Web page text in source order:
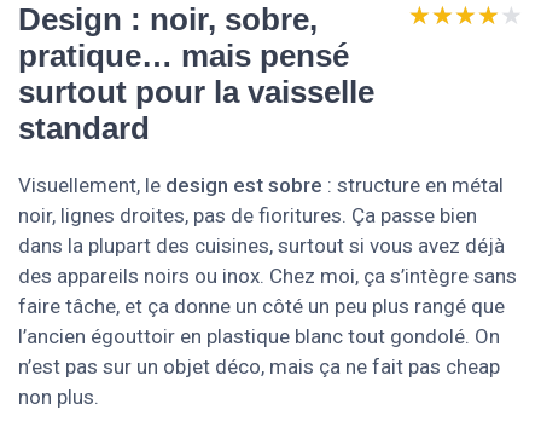
Design : noir, sobre,
pratique… mais pensé
surtout pour la vaisselle
standard
★★★★★
★★★★★
Visuellement, le design est sobre : structure en métal
noir, lignes droites, pas de fioritures. Ça passe bien
dans la plupart des cuisines, surtout si vous avez déjà
des appareils noirs ou inox. Chez moi, ça s’intègre sans
faire tâche, et ça donne un côté un peu plus rangé que
l’ancien égouttoir en plastique blanc tout gondolé. On
n’est pas sur un objet déco, mais ça ne fait pas cheap
non plus.